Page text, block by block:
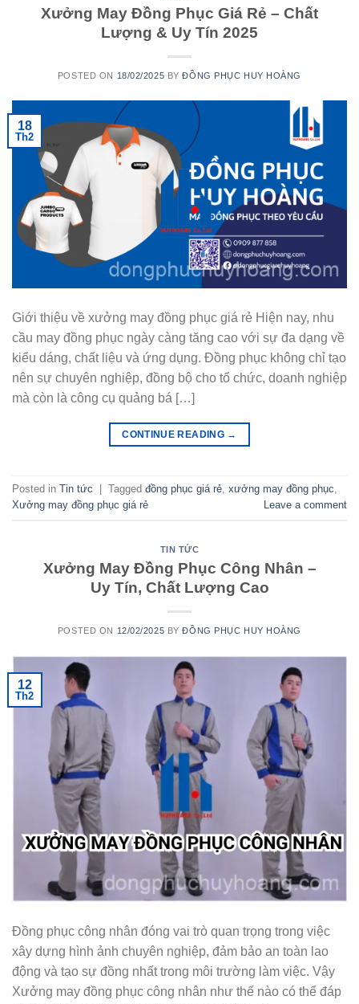
Xưởng May Đồng Phục Giá Rẻ – Chất
Lượng & Uy Tín 2025
POSTED ON 18/02/2025 BYĐỒNG PHỤC HUY HOÀNG
18
Th2
Giới thiệu về xưởng may đồng phục giá rẻ Hiện nay, nhu
cầu may đồng phục ngày càng tăng cao với sự đa dạng về
kiểu dáng, chất liệu và ứng dụng. Đồng phục không chỉ tạo
nên sự chuyên nghiệp, đồng bộ cho tổ chức, doanh nghiệp
mà còn là công cụ quảng bá […]
CONTINUE READING →
Posted in Tin tức Tagged đồng phục giá rẻ, xưởng may đồng phục,
Xưởng may đồng phục giá rẻ
Leave a comment
TIN TỨC
Xưởng May Đồng Phục Công Nhân –
Uy Tín, Chất Lượng Cao
POSTED ON 12/02/2025 BYĐỒNG PHỤC HUY HOÀNG
12
Th2
Đồng phục công nhân đóng vai trò quan trọng trong việc
xây dựng hình ảnh chuyên nghiệp, đảm bảo an toàn lao
động và tạo sự đồng nhất trong môi trường làm việc. Vậy
Xưởng may đồng phục công nhân như thế nào có thể đáp